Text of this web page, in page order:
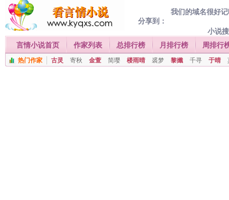
我们的域名很好
分享到：
小说
言情小说首页
作家列表 总排行榜 月排行榜 周排行
热门作家 古灵 寄秋 金萱 简璎 楼雨晴 裘梦 黎孅 千寻 于晴